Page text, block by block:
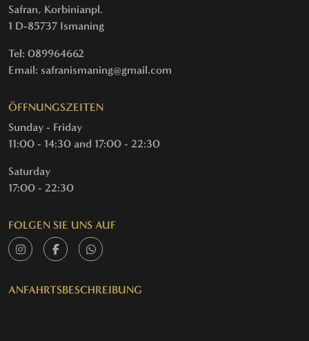
Safran, Korbinianpl.
1 D-85737 Ismaning
Tel: 089964662
Email: safranismaning@gmail.com
ÖFFNUNGSZEITEN
Sunday - Friday
11:00 - 14:30 and 17:00 - 22:30
Saturday
17:00 - 22:30
FOLGEN SIE UNS AUF
ANFAHRTSBESCHREIBUNG